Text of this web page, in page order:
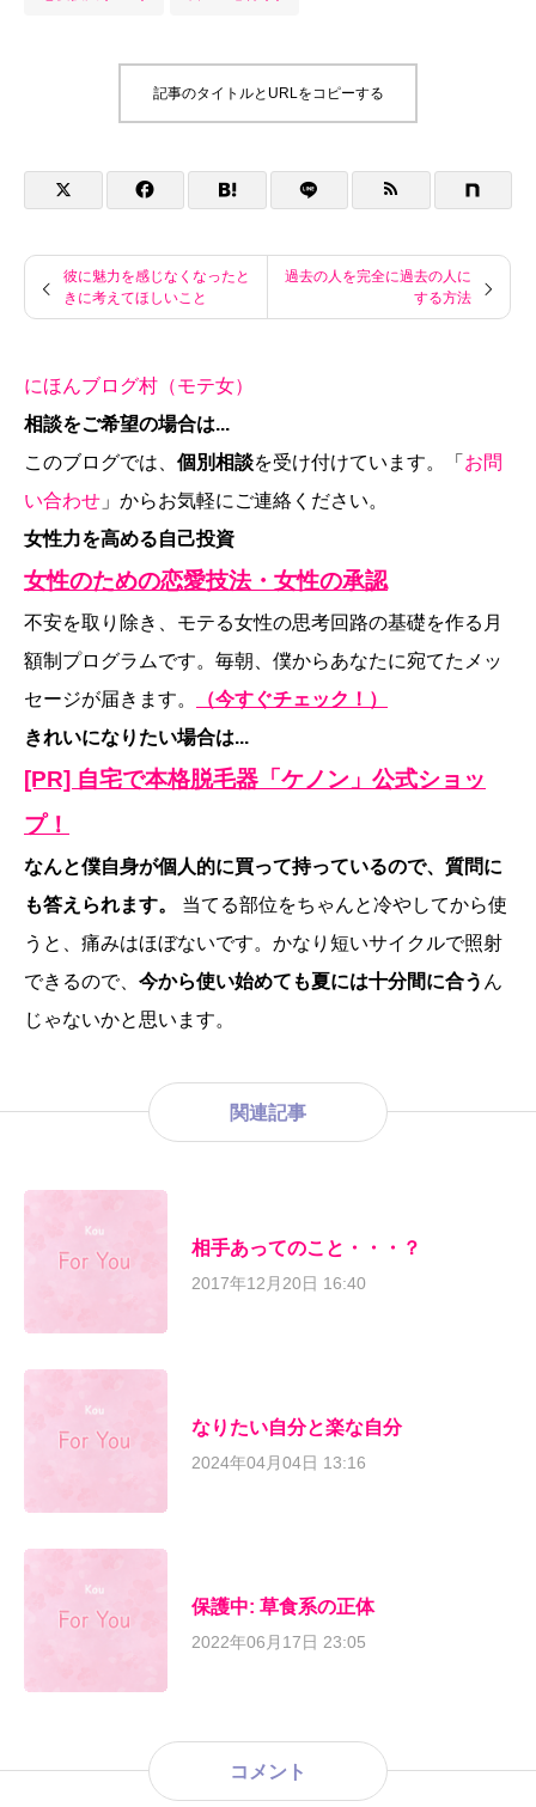
記事のタイトルとURLをコピーする
彼に魅力を感じなくなったと
きに考えてほしいこと
過去の人を完全に過去の人に
する方法
にほんブログ村（モテ女）
相談をご希望の場合は...
このブログでは、 個別相談を受け付けています。「 お問
い合わせ 」からお気軽にご連絡ください。
女性力を高める自己投資
女性のための恋愛技法・女性の承認
不安を取り除き、モテる女性の思考回路の基礎を作る月
額制プログラムです。毎朝、僕からあなたに宛てたメッ
セージが届きます。
（今すぐチェック！）
きれいになりたい場合は...
[PR] 自宅で本格脱毛器「ケノン」公式ショッ
プ！
なんと僕自身が個人的に買って持っているので、質問に
も答えられます。
当てる部位をちゃんと冷やしてから使
うと、痛みはほぼないです。かなり短いサイクルで照射
できるので、 今から使い始めても夏には十分間に合う ん
じゃないかと思います。
関連記事
相手あってのこと・・・？
2017年12月20日 16:40
なりたい自分と楽な自分
2024年04月04日 13:16
保護中: 草食系の正体
2022年06月17日 23:05
コメント